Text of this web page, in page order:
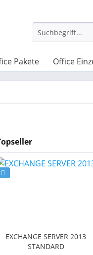
Pakete Office
EXCHANGE SERVER 2013
STANDARD